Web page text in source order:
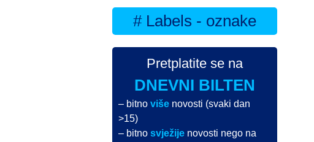
# Labels - oznake
Pretplatite se na
DNEVNI BILTEN
– bitnoviše novosti (svaki dan
>15)
– bitnosvježije novosti nego na